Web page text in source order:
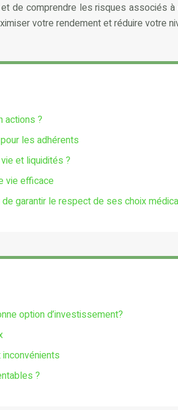
de comprendre les risques associés
votre rendement et réduire votre
actions ?
les adhérents
et liquidités ?
vie efficace
garantir le respect de ses choix
option d’investissement?
?